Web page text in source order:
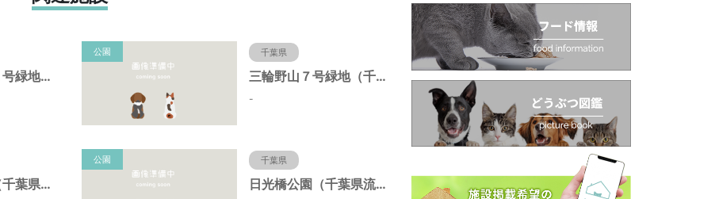
三輪野山７－２号緑地（千葉県流山市）
公園 千葉県
三輪野山７号緑地（千葉県流山市）
-
初石４号緑地（千葉県流山市）
公園 千葉県
日光橋公園（千葉県流山市）